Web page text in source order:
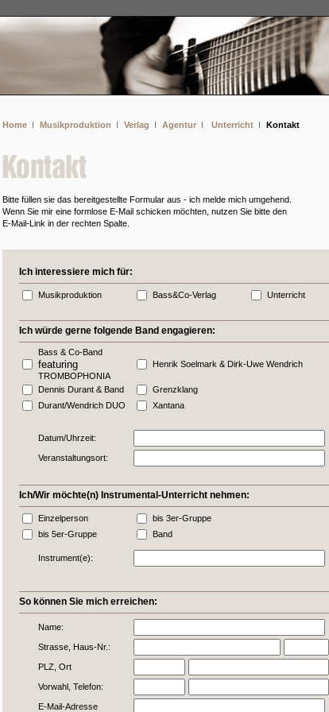
Home Musikproduktion Verlag Agentur Unterricht Kontakt
Bitte füllen sie das bereitgestellte Formular aus - ich melde mich umgehend.
Wenn Sie mir eine formlose E-Mail schicken möchten, nutzen Sie bitte den
E-Mail-Link in der rechten Spalte.
Ich interessiere mich für:
Musikproduktion Bass&Co-Verlag Unterricht
Ich würde gerne folgende Band engagieren:
Bass & Co-Band
featuring
TROMBOPHONIA
Henrik Soelmark & Dirk-Uwe Wendrich
Dennis Durant & Band
Grenzklang
Durant/Wendrich DUO
Xantana
Datum/Uhrzeit:
Veranstaltungsort:
Ich/Wir möchte(n) Instrumental-Unterricht nehmen:
Einzelperson
bis 3er-Gruppe
bis 5er-Gruppe
Band
Instrument(e):
So können Sie mich erreichen:
Name:
Strasse, Haus-Nr.:
PLZ, Ort
Vorwahl, Telefon:
E-Mail-Adresse